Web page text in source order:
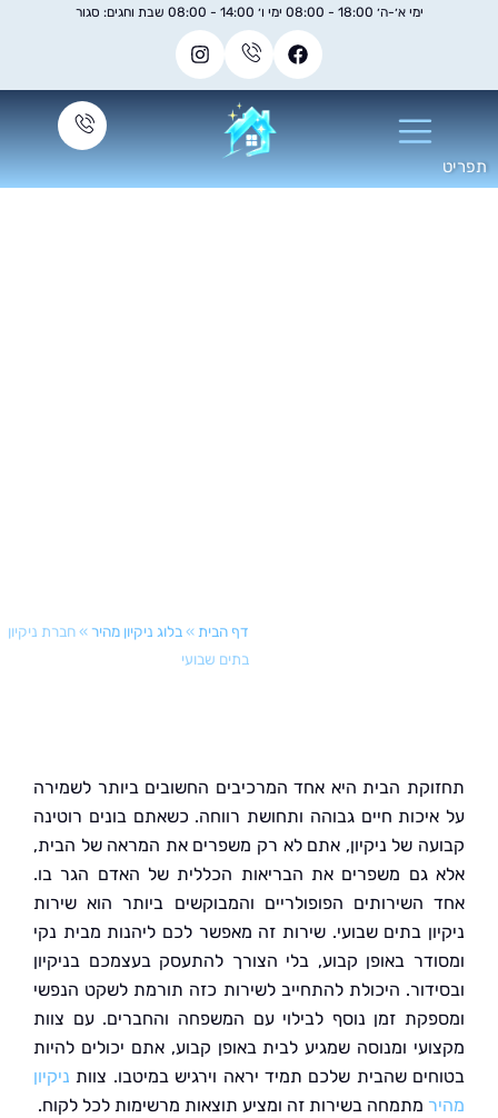
»בלוג ניקיון מהיר »חברת ניקיון
בתים שבועי
הבית היא אחד המרכיבים החשובים ביותר לשמירה
חיים גבוהה ותחושת רווחה. כשאתם בונים רוטינה
של ניקיון, אתם לא רק משפרים את המראה של הבית,
גם משפרים את הבריאות הכללית של האדם הגר בו.
הפופולריים והמבוקשים ביותר הוא שירות
בתים שבועי. שירות זה מאפשר לכם ליהנות מבית נקי
באופן קבוע, בלי הצורך להתעסק בעצמכם בניקיון
היכולת להתחייב לשירות כזה תורמת לשקט הנפשי
זמן נוסף לבילוי עם המשפחה והחברים. עם צוות
ומנוסה שמגיע לבית באופן קבוע, אתם יכולים להיות
שהבית שלכם תמיד יראה וירגיש במיטבו. צוותניקיון
מתמחה בשירות זה ומציע תוצאות מרשימות לכל לקוח.